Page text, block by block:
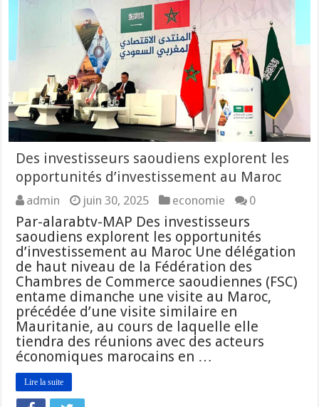
Des investisseurs saoudiens explorent les
opportunités d’investissement au Maroc
admin juin 30, 2025 economie 0
Par-alarabtv-MAP Des investisseurs
saoudiens explorent les opportunités
d’investissement au Maroc Une délégation
de haut niveau de la Fédération des
Chambres de Commerce saoudiennes (FSC)
entame dimanche une visite au Maroc,
précédée d’une visite similaire en
Mauritanie, au cours de laquelle elle
tiendra des réunions avec des acteurs
économiques marocains en …
Lire la suite